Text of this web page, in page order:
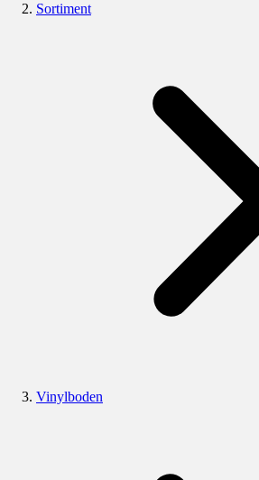
Sortiment
Vinylboden